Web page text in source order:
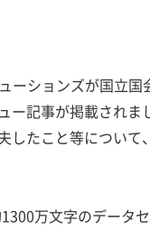
ションズが国立
ー記事が掲載されま
したこと等につい
万文字のデータ